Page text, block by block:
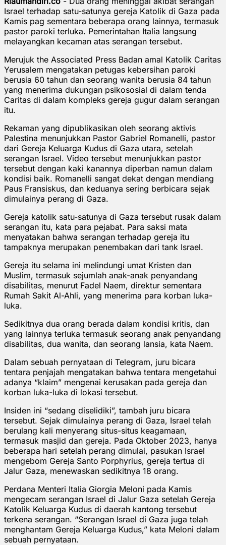
Israel terhadap satu-satunya gereja Katolik di Gaza pada
Kamis pag sementara beberapa orang lainnya, termasuk
pastor paroki terluka. Pemerintahan Italia langsung
melayangkan kecaman atas serangan tersebut.
Merujuk the Associated Press Badan amal Katolik Caritas
Yerusalem mengatakan petugas kebersihan paroki
berusia 60 tahun dan seorang wanita berusia 84 tahun
yang menerima dukungan psikososial di dalam tenda
Caritas di dalam kompleks gereja gugur dalam serangan
itu.
Rekaman yang dipublikasikan oleh seorang aktivis
Palestina menunjukkan Pastor Gabriel Romanelli, pastor
dari Gereja Keluarga Kudus di Gaza utara, setelah
serangan Israel. Video tersebut menunjukkan pastor
tersebut dengan kaki kanannya diperban namun dalam
kondisi baik. Romanelli sangat dekat dengan mendiang
Paus Fransiskus, dan keduanya sering berbicara sejak
dimulainya perang di Gaza.
Gereja katolik satu-satunya di Gaza tersebut rusak dalam
serangan itu, kata para pejabat. Para saksi mata
menyatakan bahwa serangan terhadap gereja itu
tampaknya merupakan penembakan dari tank Israel.
Gereja itu selama ini melindungi umat Kristen dan
Muslim, termasuk sejumlah anak-anak penyandang
disabilitas, menurut Fadel Naem, direktur sementara
Rumah Sakit Al-Ahli, yang menerima para korban luka-
luka.
Sedikitnya dua orang berada dalam kondisi kritis, dan
yang lainnya terluka termasuk seorang anak penyandang
disabilitas, dua wanita, dan seorang lansia, kata Naem.
Dalam sebuah pernyataan di Telegram, juru bicara
tentara penjajah mengatakan bahwa tentara mengetahui
adanya “klaim” mengenai kerusakan pada gereja dan
korban luka-luka di lokasi tersebut.
Insiden ini “sedang diselidiki”, tambah juru bicara
tersebut. Sejak dimulainya perang di Gaza, Israel telah
berulang kali menyerang situs-situs keagamaan,
termasuk masjid dan gereja. Pada Oktober 2023, hanya
beberapa hari setelah perang dimulai, pasukan Israel
mengebom Gereja Santo Porphyrius, gereja tertua di
Jalur Gaza, menewaskan sedikitnya 18 orang.
Perdana Menteri Italia Giorgia Meloni pada Kamis
mengecam serangan Israel di Jalur Gaza setelah Gereja
Katolik Keluarga Kudus di daerah kantong tersebut
terkena serangan. “Serangan Israel di Gaza juga telah
menghantam Gereja Keluarga Kudus,” kata Meloni dalam
sebuah pernyataan.